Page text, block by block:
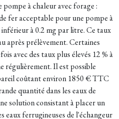
à chaleur avec forage :
fer acceptable pour une pompe à
à 0.2 mg par litre. Ce taux
après prélèvement. Certaines
avec des taux plus élevés 12 % à
régulièrement. Il est possible
coûtant environ 1850 € TTC
quantité dans les eaux de
solution consistant à placer un
eaux ferrugineuses de l'échangeur